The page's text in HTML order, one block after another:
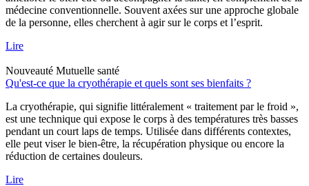
médecine conventionnelle. Souvent axées sur une approche globale
de la personne, elles cherchent à agir sur le corps et l’esprit.
Lire
Nouveauté Mutuelle santé
Qu'est-ce que la cryothérapie et quels sont ses bienfaits ?
La cryothérapie, qui signifie littéralement « traitement par le froid »,
est une technique qui expose le corps à des températures très basses
pendant un court laps de temps. Utilisée dans différents contextes,
elle peut viser le bien-être, la récupération physique ou encore la
réduction de certaines douleurs.
Lire